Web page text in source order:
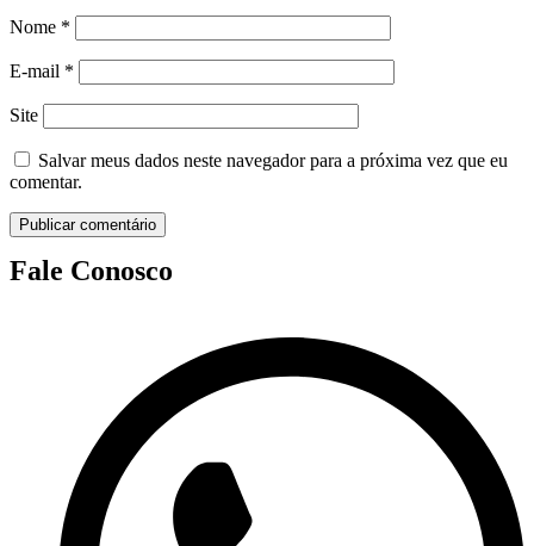
Nome *
E-mail *
Site
Salvar meus dados neste navegador para a próxima vez que eu
comentar.
Fale Conosco